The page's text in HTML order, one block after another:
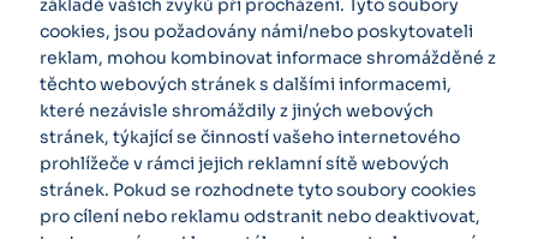
základě vašich zvyků při procházení. Tyto soubory
cookies, jsou požadovány námi/nebo poskytovateli
reklam, mohou kombinovat informace shromážděné z
těchto webových stránek s dalšími informacemi,
které nezávisle shromáždily z jiných webových
stránek, týkající se činností vašeho internetového
prohlížeče v rámci jejich reklamní sítě webových
stránek. Pokud se rozhodnete tyto soubory cookies
pro cílení nebo reklamu odstranit nebo deaktivovat,